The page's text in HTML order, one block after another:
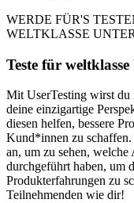
WERDE FÜR'S
WELTKLASSE
Teste für
Mit UserTesting wirst du
deine einzigartige
diesen helfen, bessere
Kund*innen zu
an, um zu sehen,
durchgeführt haben, um
Produkterfahrungen zu
Teilnehmenden wie dir!